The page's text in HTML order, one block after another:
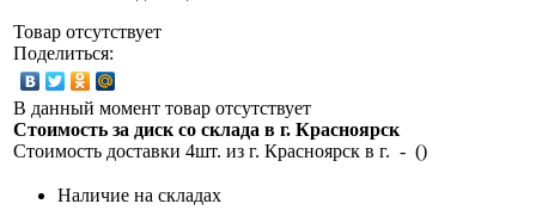
Товар отсутствует
Поделиться:
В данный момент товар отсутствует
Стоимость за диск со склада в г. Красноярск
Стоимость доставки 4шт. из г. Красноярск в г. - ()
Наличие на складах